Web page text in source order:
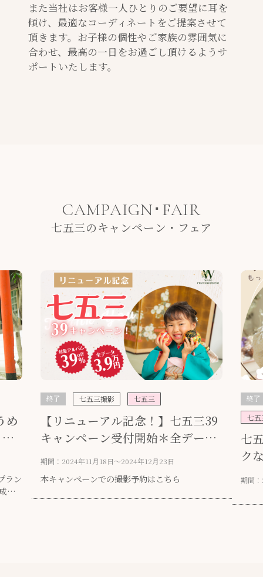
また当社はお客様一人ひとりのご要望に耳を
傾け、最適なコーディネートをご提案させて
頂きます。お子様の個性やご家族の雰囲気に
合わせ、最高の一日をお過ごし頂けるようサ
ポートいたします。
CAMPAIGN･FAIR
七五三のキャンペーン・フェア
め
ラン
長
終了 七五三撮影 七五三
【リニューアル記念！】七五三39
キャンペーン受付開始＊全データ
つきでお得♪
期間：2024年11月18日〜2024年12月23日
本キャンペーンでの撮影予約はこちら
終了
七五
七
ク
期間